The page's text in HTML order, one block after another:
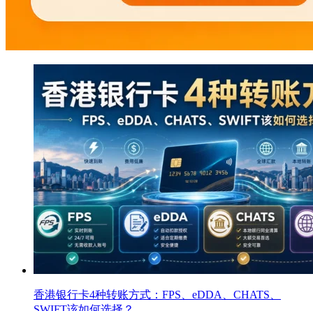
香港银行卡4种转账方式：FPS、eDDA、CHATS、